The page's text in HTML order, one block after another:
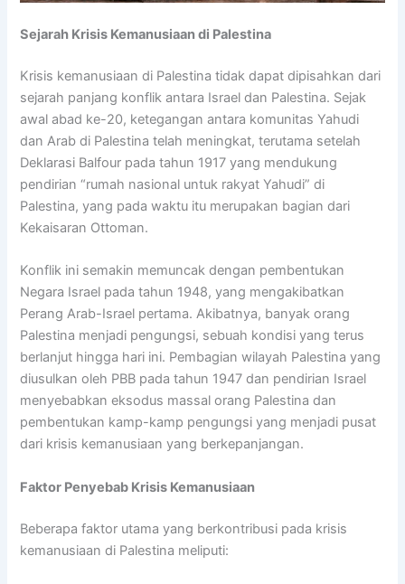
Sejarah Krisis Kemanusiaan di Palestina
Krisis kemanusiaan di Palestina tidak dapat dipisahkan dari
sejarah panjang konflik antara Israel dan Palestina. Sejak
awal abad ke-20, ketegangan antara komunitas Yahudi
dan Arab di Palestina telah meningkat, terutama setelah
Deklarasi Balfour pada tahun 1917 yang mendukung
pendirian “rumah nasional untuk rakyat Yahudi” di
Palestina, yang pada waktu itu merupakan bagian dari
Kekaisaran Ottoman.
Konflik ini semakin memuncak dengan pembentukan
Negara Israel pada tahun 1948, yang mengakibatkan
Perang Arab-Israel pertama. Akibatnya, banyak orang
Palestina menjadi pengungsi, sebuah kondisi yang terus
berlanjut hingga hari ini. Pembagian wilayah Palestina yang
diusulkan oleh PBB pada tahun 1947 dan pendirian Israel
menyebabkan eksodus massal orang Palestina dan
pembentukan kamp-kamp pengungsi yang menjadi pusat
dari krisis kemanusiaan yang berkepanjangan.
Faktor Penyebab Krisis Kemanusiaan
Beberapa faktor utama yang berkontribusi pada krisis
kemanusiaan di Palestina meliputi: